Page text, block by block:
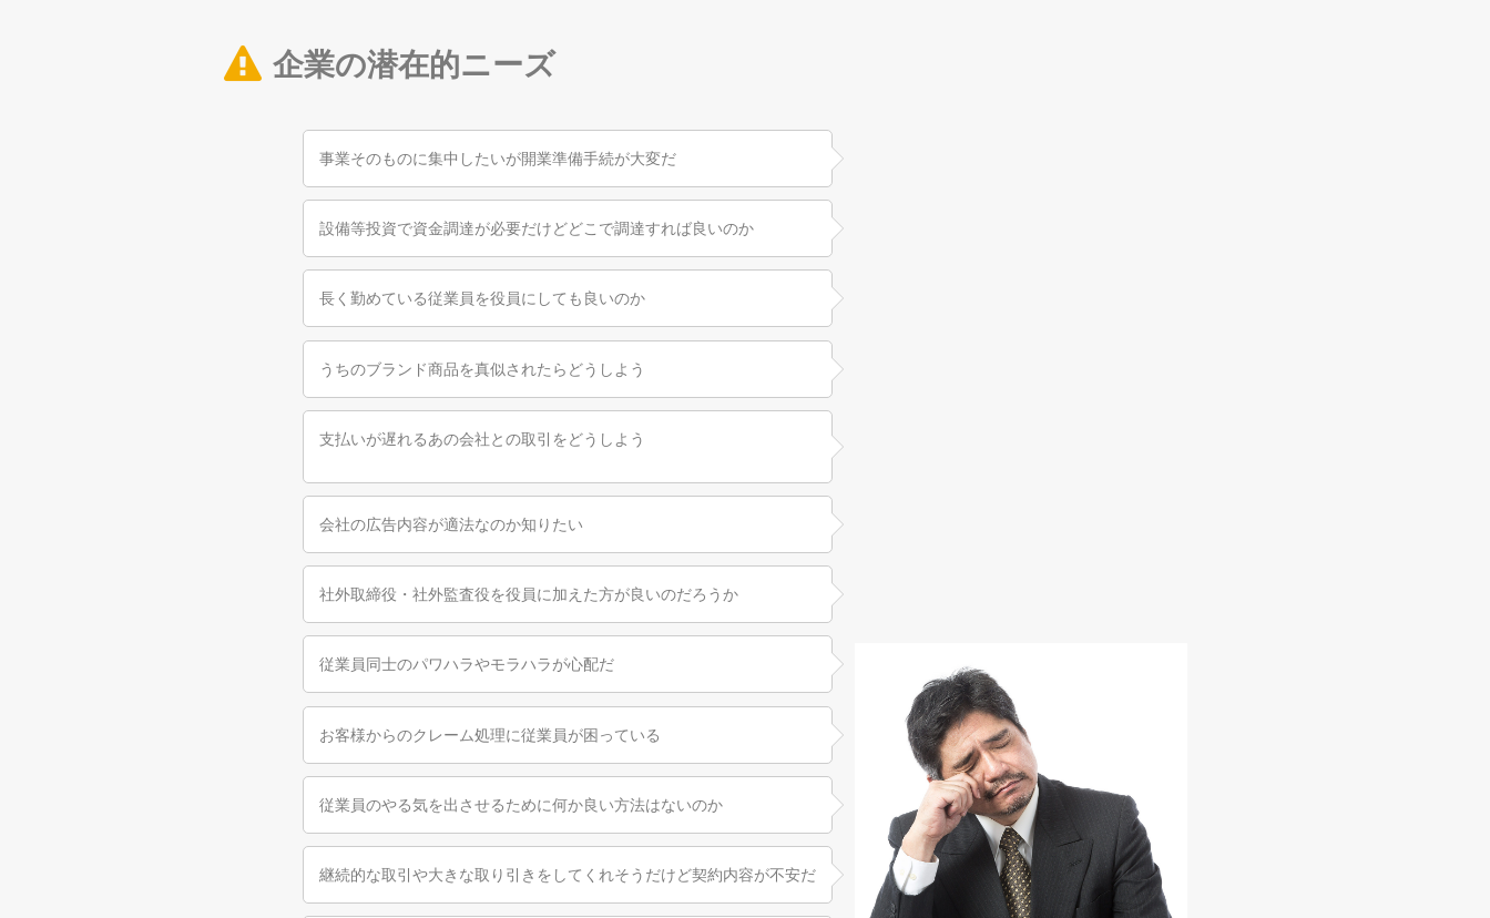
企業の潜在的ニーズ
事業そのものに集中したいが開業準備手続が大変だ
設備等投資で資金調達が必要だけどどこで調達すれば良いのか
長く勤めている従業員を役員にしても良いのか
うちのブランド商品を真似されたらどうしよう
支払いが遅れるあの会社との取引をどうしよう
会社の広告内容が適法なのか知りたい
社外取締役・社外監査役を役員に加えた方が良いのだろうか
従業員同士のパワハラやモラハラが心配だ
お客様からのクレーム処理に従業員が困っている
従業員のやる気を出させるために何か良い方法はないのか
継続的な取引や大きな取り引きをしてくれそうだけど契約内容が不安だ